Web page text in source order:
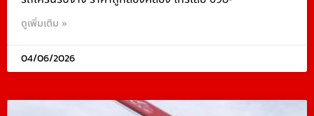
ดูเพิ่มเติม »
04/06/2026